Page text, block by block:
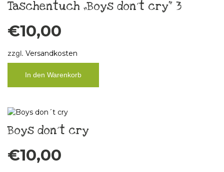
Taschentuch „Boys don´t cry“ 3
€10,00
zzgl. Versandkosten
In den Warenkorb
Boys don´t cry
€10,00